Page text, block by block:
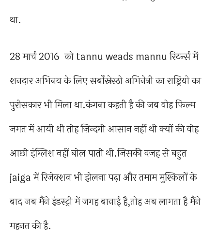
था.
28 मार्च 2016 को tannu weads mannu रिटर्न्स में
शनदार अभिनय के लिए सर्बोस्रेस्ठो अभिनेत्री का राष्ट्रियो का
पुरोसकार भी मिला था.कंगना कहती है की जब वोह फिल्म
जगत में आयी थी तोह ज़िन्दगी आसान नहीं थी क्यों की वोह
आछी इंग्लिश नहीं बोल पाती थी.जिसकी वजह से बहुत
jaiga में रिजेक्शन भी झेलना पढ़ा और तमाम मुश्किलों के
बाद जब मैंने इंडस्ट्री में जगह बानाई है,तोह अब लागता है मैंने
महनत की है.